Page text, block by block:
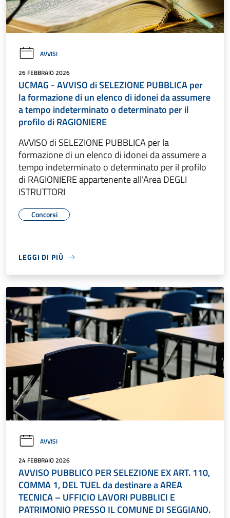
AVVISI
26 FEBBRAIO 2026
UCMAG - AVVISO di SELEZIONE PUBBLICA per
la formazione di un elenco di idonei da assumere
a tempo indeterminato o determinato per il
profilo di RAGIONIERE
AVVISO di SELEZIONE PUBBLICA per la
formazione di un elenco di idonei da assumere a
tempo indeterminato o determinato per il profilo
di RAGIONIERE appartenente all’Area DEGLI
ISTRUTTORI
Concorsi
LEGGI DI PIÙ
AVVISI
24 FEBBRAIO 2026
AVVISO PUBBLICO PER SELEZIONE EX ART. 110,
COMMA 1, DEL TUEL da destinare a AREA
TECNICA – UFFICIO LAVORI PUBBLICI E
PATRIMONIO PRESSO IL COMUNE DI SEGGIANO.